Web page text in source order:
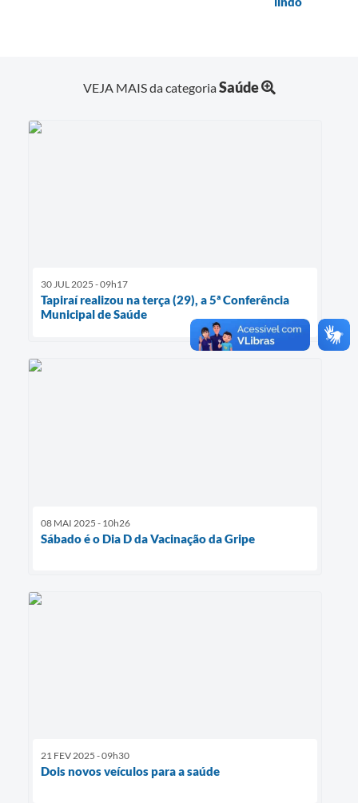
VEJA MAIS da categoriaSaúde
30 JUL 2025 - 09h17
Tapiraí realizou na terça (29), a 5ª Conferência
Municipal de Saúde
08 MAI 2025 - 10h26
Sábado é o Dia D da Vacinação da Gripe
21 FEV 2025 - 09h30
Dois novos veículos para a saúde